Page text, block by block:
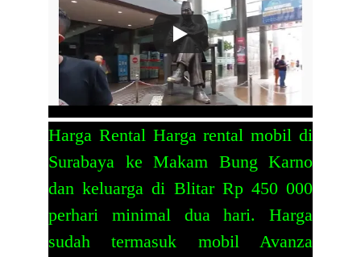
Harga Rental Harga rental mobil di
Surabaya ke Makam Bung Karno
dan keluarga di Blitar Rp 450 000
perhari minimal dua hari. Harga
sudah termasuk mobil Avanza